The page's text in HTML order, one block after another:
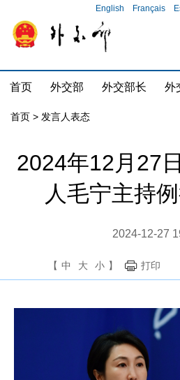
English Français
首页 外交部 外交部长 外
首页 > 发言人表态
2024年12月27
人毛宁主持
2024-12-27
【 中 大 小 】 打印